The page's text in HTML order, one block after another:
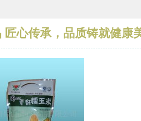
匠心传承，品质铸就健康